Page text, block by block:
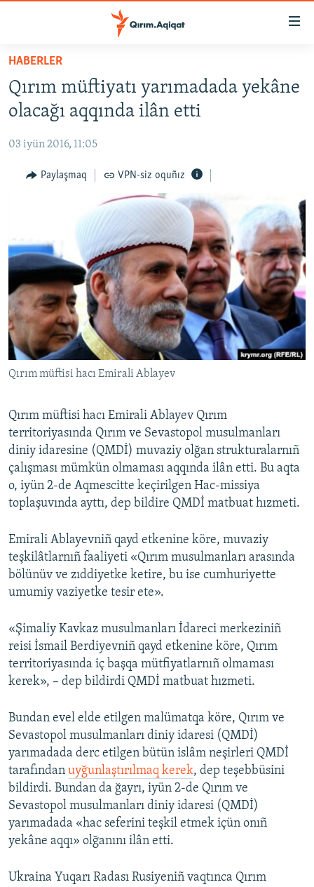
Esas
qaytmaq
Baş
navigatsiyağa
qaytmaq
qaytmaq
SİYASET
İQTİSADİYAT
CEMİYET
MEDENİYET
SÜRET
BLOGLAR
FİKİR
Русский
Українською
RFE/RS bütün saytları
HABERLER
Qırım müftiyatı yarımadada yekâne
olacağı aqqında ilân etti
03 iyün 2016, 11:05
Paylaşmaq VPN-siz oquñız
Qırım müftisi hacı Emirali Ablayev
Qırım müftisi hacı Emirali Ablayev Qırım
territoriyasında Qırım ve Sevastopol musulmanları
diniy idaresine (QMDİ) muvaziy olğan strukturalarnıñ
çalışması mümkün olmaması aqqında ilân etti. Bu aqta
o, iyün 2-de Aqmescitte keçirilgen Hac-missiya
toplaşuvında ayttı, dep bildire QMDİ matbuat hızmeti.
Emirali Ablayevniñ qayd etkenine köre, muvaziy
teşkilâtlarnıñ faaliyeti «Qırım musulmanları arasında
bölünüv ve zıddiyetke ketire, bu ise cumhuriyette
umumiy vaziyetke tesir ete».
«Şimaliy Kavkaz musulmanları İdareci merkeziniñ
reisi İsmail Berdiyevniñ qayd etkenine köre, Qırım
territoriyasında iç başqa mütfiyatlarnıñ olmaması
kerek», – dep bildirdi QMDİ matbuat hızmeti.
Bundan evel elde etilgen malümatqa köre, Qırım ve
Sevastopol musulmanları diniy idaresi (QMDİ)
yarımadada derc etilgen bütün islâm neşirleri QMDİ
tarafından uyğunlaştırılmaq kerek, dep teşebbüsini
bildirdi. Bundan da ğayrı, iyün 2-de Qırım ve
Sevastopol musulmanları diniy idaresi (QMDİ)
yarımadada «hac seferini teşkil etmek içün onıñ
yekâne aqqı» olğanını ilân etti.
Ukraina Yuqarı Radası Rusiyeniñ vaqtınca Qırım